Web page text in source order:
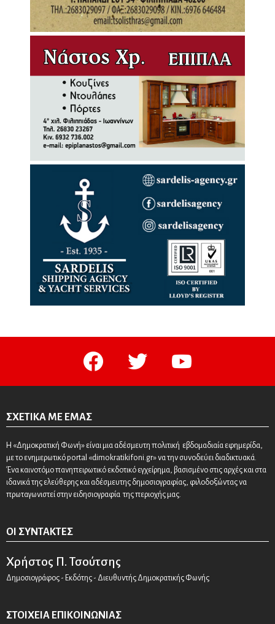
facebook twitter youtube
ΣΧΕΤΙΚΆ ΜΕ ΕΜΆΣ
Η «Δημοκρατική Φωνή» είναι μια αδέσμευτη πολιτική εβδομαδιαία εφημερίδα,
με το ενημερωτικό portal «dimokratikifoni.gr» να την συνοδεύει διαδικτυακά.
Ένα καινοτόμο πανηπειρωτικό εκδοτικό εγχείρημα, βασισμένο στις αρχές και στα
ιδανικά της ελεύθερης και αδέσμευτης δημοσιογραφίας, φιλοδοξώντας να
πρωταγωνιστεί στην ειδησιογραφία της περιοχής μας.
ΟΙ ΣΥΝΤΆΚΤΕΣ
Χρήστος Π. Τσούτσης
Δημοσιογράφος - Εκδότης - Διευθυντής Δημοκρατικής Φωνής
ΣΤΟΙΧΕΊΑ ΕΠΙΚΟΙΝΩΝΊΑΣ